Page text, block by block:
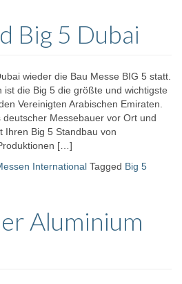
Big 5 Dubai
wieder die Bau Messe BIG 5 statt.
ist die Big 5 die größte und wichtigste
Vereinigten Arabischen Emiraten.
Messebauer vor Ort und
Ihren Big 5 Standbau von
[…]
International Tagged Big 5
Aluminium